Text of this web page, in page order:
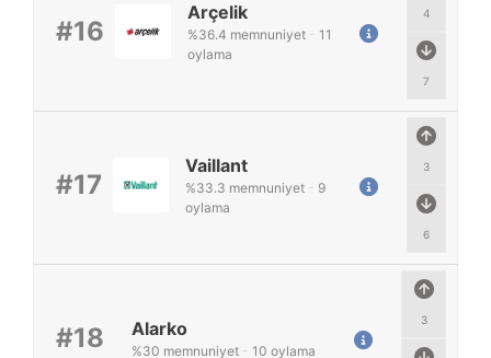
#16
4
7
Arçelik
%36.4 memnuniyet - 11
oylama
#17
3
6
Vaillant
%33.3 memnuniyet - 9
oylama
#18
3
Alarko
%30 memnuniyet - 10 oylama